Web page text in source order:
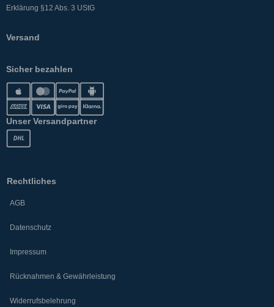
Erklärung §12 Abs. 3 UStG
Versand
Sicher bezahlen
Unser Versandpartner
Rechtliches
AGB
Datenschutz
Impressum
Rücknahmen & Gewährleistung
Widerrufsbelehrung